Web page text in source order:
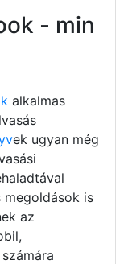
- min
alkalmas
ek ugyan még
megoldások is
az